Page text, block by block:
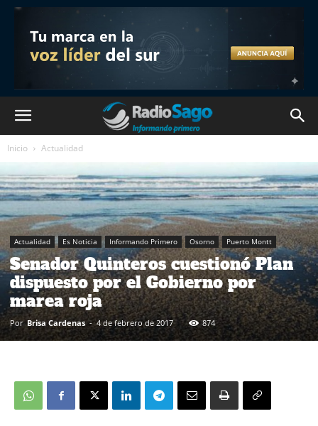
Inicio Actualidad
Actualidad Es Noticia Informando Primero Osorno Puerto Montt
Senador Quinteros cuestionó Plan
dispuesto por el Gobierno por
marea roja
Por Brisa Cardenas - 4 de febrero de 2017 874